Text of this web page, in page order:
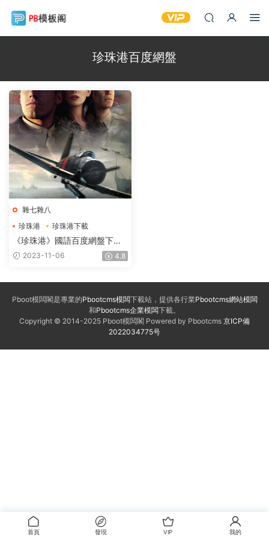
珍珠港百度網盤
雜七雜八
珍珠港
珍珠港下載
珍珠港國語
《珍珠港》國語百度網盤下載
BD1280超清3.91GB國英雙語
2023-11-06 4.8
Pboot模闆閣是專業的Pbootcms模闆下載站，提供各行業Pbootcms網站模闆
和Pbootcms企業模闆下載。
Copyright © 2014-2025 Pboot模闆閣 Powered by Pbootcms 京ICP備
2022034775号
首頁 發現 VIP 我的